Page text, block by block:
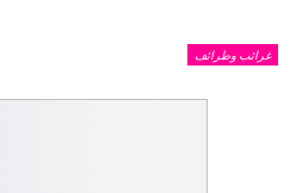
غرائب وطرائف